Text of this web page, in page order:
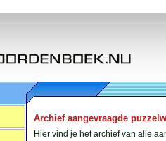
Archief aangevraagde
Hier vind je het archief van alle